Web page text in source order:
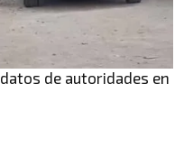
de autoridades en